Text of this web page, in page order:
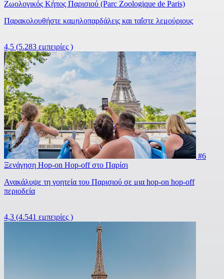
Ζωολογικός Κήπος Παρισιού (Parc Zoologique de Paris)
Παρακολουθήστε καμηλοπαρδάλεις και ταΐστε λεμούριους
4,5 (5.283 εμπειρίες )
#6
Ξενάγηση Hop-on Hop-off στο Παρίσι
Ανακάλυψε τη γοητεία του Παρισιού σε μια hop-on hop-off
περιοδεία
4,3 (4.541 εμπειρίες )